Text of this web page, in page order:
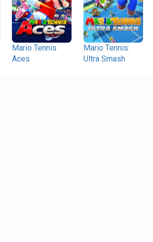
Mario Tennis
Aces
Mario Tennis:
Ultra Smash